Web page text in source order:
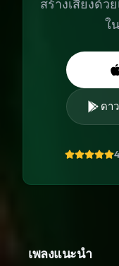
สร้างเสียงด้ว
ใ
ดา
เพลงแนะนำ